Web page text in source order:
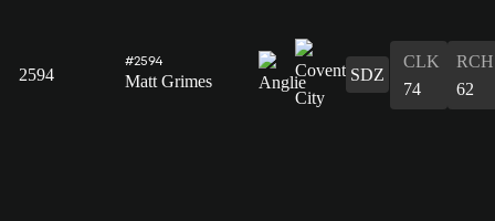
2594
#2594
Matt Grimes SDZ
CLK
74
RCH
62